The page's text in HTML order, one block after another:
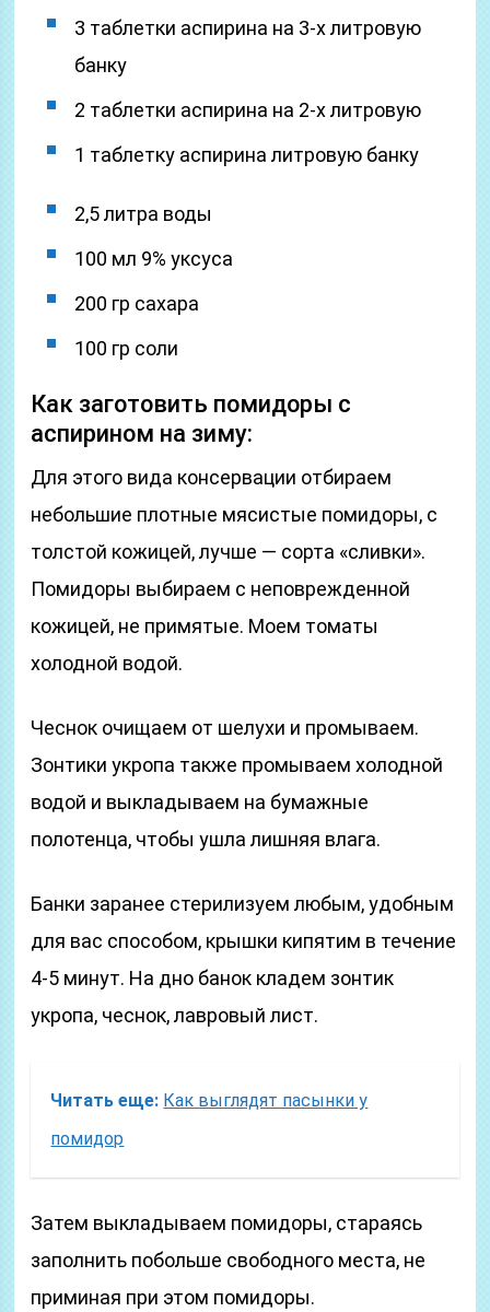
3 таблетки аспирина на 3-х литровую
банку
2 таблетки аспирина на 2-х литровую
1 таблетку аспирина литровую банку
2,5 литра воды
100 мл 9% уксуса
200 гр сахара
100 гр соли
Как заготовить помидоры с
аспирином на зиму:
Для этого вида консервации отбираем
небольшие плотные мясистые помидоры, с
толстой кожицей, лучше — сорта «сливки».
Помидоры выбираем с неповрежденной
кожицей, не примятые. Моем томаты
холодной водой.
Чеснок очищаем от шелухи и промываем.
Зонтики укропа также промываем холодной
водой и выкладываем на бумажные
полотенца, чтобы ушла лишняя влага.
Банки заранее стерилизуем любым, удобным
для вас способом, крышки кипятим в течение
4-5 минут. На дно банок кладем зонтик
укропа, чеснок, лавровый лист.
Читать еще: Как выглядят пасынки у
помидор
Затем выкладываем помидоры, стараясь
заполнить побольше свободного места, не
приминая при этом помидоры.